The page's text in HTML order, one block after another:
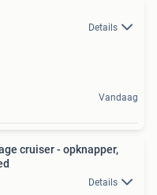
Details
Vandaag
cruiser - opknapper,
Details